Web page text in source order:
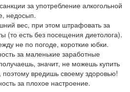
за употребление алкогольной
недосып.
вес, при этом штрафовать за
(то есть без посещения диетолога).
не по погоде, короткие юбки.
за маленькие заработные
значит, не можешь купить
вредишь своему здоровью!
за плохое настроение.